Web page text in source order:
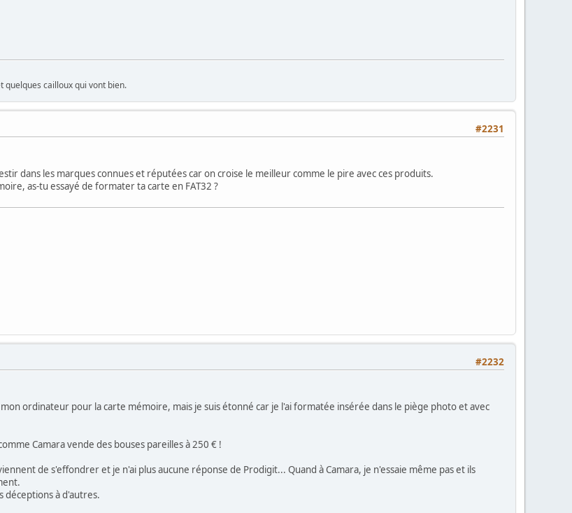
quelques cailloux qui vont bien.
#2231
dans les marques connues et réputées car on croise le meilleur comme le pire avec ces produits.
as-tu essayé de formater ta carte en FAT32 ?
#2232
ordinateur pour la carte mémoire, mais je suis étonné car je l'ai formatée insérée dans le piège photo et avec
Camara vende des bouses pareilles à 250 € !
de s'effondrer et je n'ai plus aucune réponse de Prodigit... Quand à Camara, je n'essaie même pas et ils
déceptions à d'autres.